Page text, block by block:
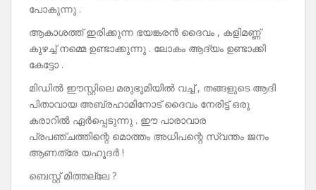
പോകുന്നു .
ആകാശത്ത് ഇരിക്കുന്ന ഭയങ്കരൻ ദൈവം , കളിമണ്ണ്
കുഴച്ച് നമ്മെ ഉണ്ടാക്കുന്നു . ലോകം ആദ്യം ഉണ്ടാക്കി
കേട്ടോ .
മിഡിൽ ഈസ്റ്റിലെ മരുഭൂമിയിൽ വച്ച് , തങ്ങളുടെ ആദി
പിതാവായ അബ്രഹാമിനോട് ദൈവം നേരിട്ട് ഒരു
കരാറിൽ ഏർപ്പെടുന്നു . ഈ പാരാവാര
പ്രപഞ്ചത്തിന്റെ മൊത്തം അധിപന്റെ സ്വന്തം ജനം
ആണത്രേ യഹൂദർ !
ബെസ്റ്റ് മിത്തല്ലേ ?